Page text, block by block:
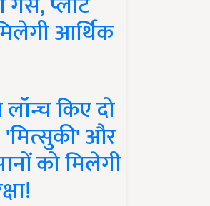
आर्थिक
किए दो
'मित्सुकी' और
को मिलेगी